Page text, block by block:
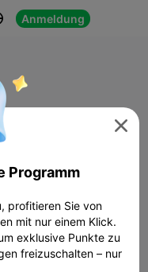
Anmeldung

Programm
profitieren Sie von
mit nur einem Klick.
exklusive Punkte zu
freizuschalten – nur